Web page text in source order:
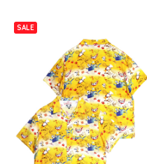
SALE